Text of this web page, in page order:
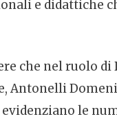
e didattiche
che nel ruolo
Antonelli
le